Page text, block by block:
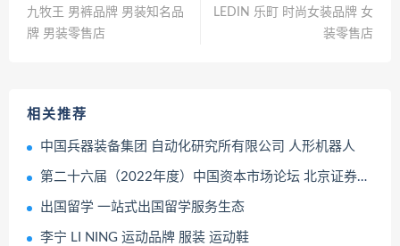
九牧王 男裤品牌 男装知名品
牌 男装零售店
LEDIN 乐町 时尚女装品牌 女
装零售店
相关推荐
中国兵器装备集团 自动化研究所有限公司 人形机器人
第二十六届（2022年度）中国资本市场论坛 北京证券交易所董事长徐明
出国留学 一站式出国留学服务生态
李宁 LI NING 运动品牌 服装 运动鞋